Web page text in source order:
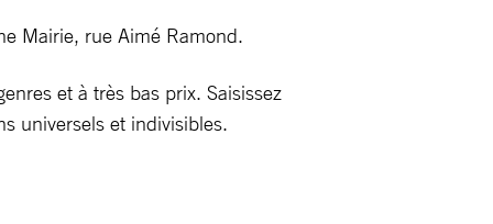
Mairie, rue Aimé Ramond.
et à très bas prix. Saisissez
universels et indivisibles.